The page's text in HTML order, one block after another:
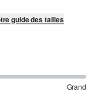
guide des tailles
Grand